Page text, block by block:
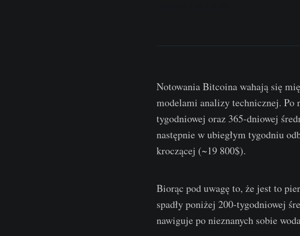
Notowania Bitcoina wahają się
modelami analizy technicznej.
tygodniowej oraz 365-dniowej
następnie w ubiegłym tygodniu
kroczącej (~19 800$).
Biorąc pod uwagę to, że jest to
spadły poniżej 200-tygodniowej
nawiguje po nieznanych sobie